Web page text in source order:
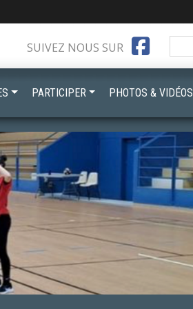
SUIVEZ NOUS SUR
PARTICIPER PHOTOS & VIDÉOS